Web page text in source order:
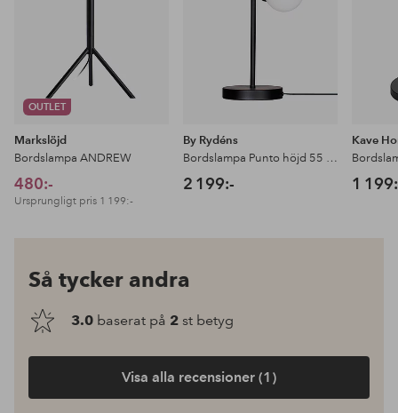
OUTLET
Markslöjd
Bordslampa ANDREW
480:-
Ursprungligt pris 1 199:-
By Rydéns
Bordslampa Punto höjd 55 cm
2 199:-
Kave
1
Så tycker andra
3.0 baserat på 2 st betyg
Visa alla recensioner (1)